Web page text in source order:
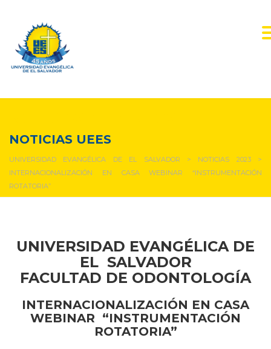
NOTICIAS UEES
UNIVERSIDAD EVANGÉLICA DE EL SALVADOR > NOTICIAS 2023>
INTERNACIONALIZACIÓN EN CASA WEBINAR “INSTRUMENTACIÓN
ROTATORIA”
UNIVERSIDAD EVANGÉLICA DE
EL SALVADOR
FACULTAD DE ODONTOLOGÍA
INTERNACIONALIZACIÓN EN CASA
WEBINAR “INSTRUMENTACIÓN
ROTATORIA”